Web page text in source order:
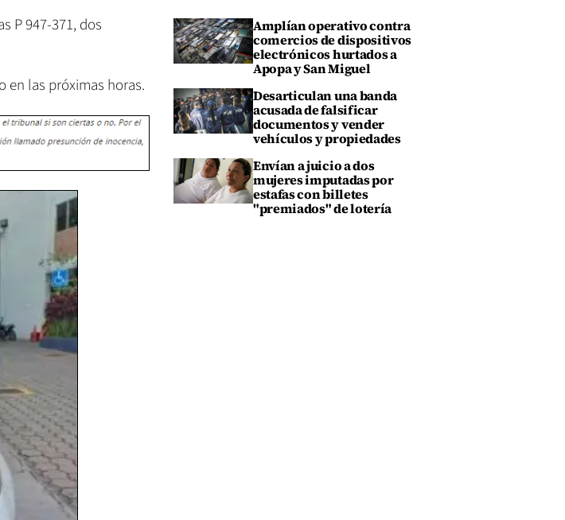
P 947-371, dos
en las próximas horas.
Amplían operativo contra
comercios de dispositivos
electrónicos hurtados a
Apopa y San Miguel
Desarticulan una banda
acusada de falsificar
documentos y vender
vehículos y propiedades
Envían a juicio a dos
mujeres imputadas por
estafas con billetes
"premiados" de lotería